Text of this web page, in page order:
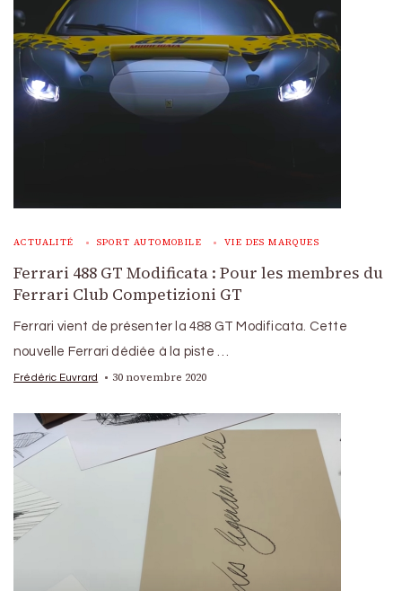
ACTUALITÉ SPORT AUTOMOBILE VIE DES MARQUES
Ferrari 488 GT Modificata : Pour les membres du
Ferrari Club Competizioni GT
Ferrari vient de présenter la 488 GT Modificata. Cette
nouvelle Ferrari dédiée à la piste …
Frédéric Euvrard 30 novembre 2020